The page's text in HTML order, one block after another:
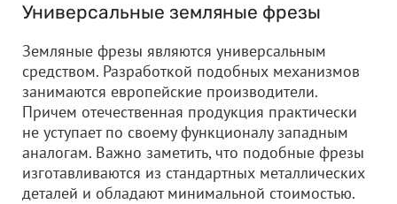
Универсальные земляные фрезы
Земляные фрезы являются универсальным
средством. Разработкой подобных механизмов
занимаются европейские производители.
Причем отечественная продукция практически
не уступает по своему функционалу западным
аналогам. Важно заметить, что подобные фрезы
изготавливаются из стандартных металлических
деталей и обладают минимальной стоимостью.